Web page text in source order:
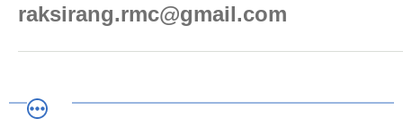
raksirang.rmc@gmail.com